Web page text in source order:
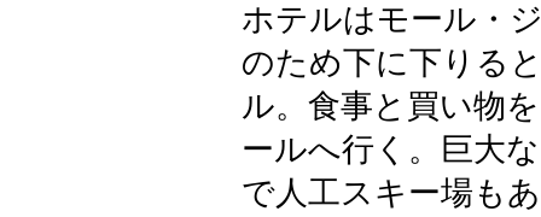
ホテルはモール・
のため下に下りる
ル。食事と買い物
ールへ行く。巨大
で人工スキー場も